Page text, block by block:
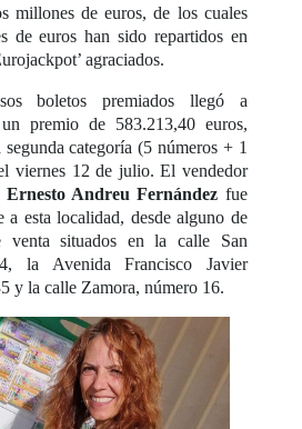
millones de euros, de los cuales
de euros han sido repartidos en
agraciados.
boletos premiados llegó a
premio de 583.213,40 euros,
categoría (5 números + 1
viernes 12 de julio. El vendedor
Ernesto Andreu Fernández fue
a esta localidad, desde alguno de
venta situados en la calle San
la Avenida Francisco Javier
y la calle Zamora, número 16.